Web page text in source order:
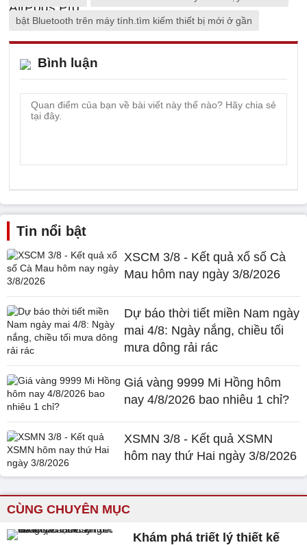
bật Bluetooth trên máy tính.tìm kiếm thiết bị mới ở gần
Bình luận
Tin nổi bật
XSCM 3/8 - Kết quả xổ số Cà
Mau hôm nay ngày 3/8/2026
Dự báo thời tiết miền Nam ngày
mai 4/8: Ngày nắng, chiều tối
mưa dông rải rác
Giá vàng 9999 Mi Hồng hôm
nay 4/8/2026 bao nhiêu 1 chỉ?
XSMN 3/8 - Kết quả XSMN
hôm nay thứ Hai ngày 3/8/2026
CÙNG CHUYÊN MỤC
Khám phá triết lý thiết kế